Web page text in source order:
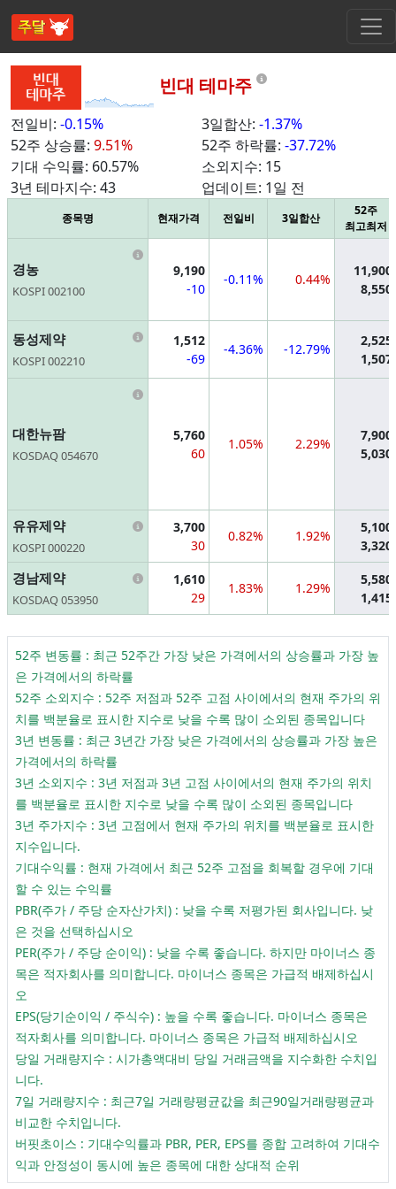
빈대 테마주 Information
전일비: -0.15% 3일합산: -1.37%
52주 상승률: 9.51% 52주 하락률: -37.72%
기대 수익률: 60.57% 소외지수: 15
3년 테마지수: 43 업데이트: 1일 전
종목명 현재가격 전일비 3일합산
52주
최고최저
경농
KOSPI 002100
Information
9,190
-10
-0.11% 0.44%
11,900
8,550
동성제약
KOSPI 002210
Information
1,512
-69
-4.36% -12.79%
2,525
1,507
대한뉴팜
KOSDAQ 054670
Information
5,760
60
1.05% 2.29%
7,900
5,030
유유제약
KOSPI 000220
Information
3,700
30
0.82% 1.92%
5,100
3,320
경남제약
KOSDAQ 053950
Information
1,610
29
1.83% 1.29%
5,580
1,415
52주 변동률 : 최근 52주간 가장 낮은 가격에서의 상승률과 가장 높
은 가격에서의 하락률
52주 소외지수 : 52주 저점과 52주 고점 사이에서의 현재 주가의 위
치를 백분율로 표시한 지수로 낮을 수록 많이 소외된 종목입니다
3년 변동률 : 최근 3년간 가장 낮은 가격에서의 상승률과 가장 높은
가격에서의 하락률
3년 소외지수 : 3년 저점과 3년 고점 사이에서의 현재 주가의 위치
를 백분율로 표시한 지수로 낮을 수록 많이 소외된 종목입니다
3년 주가지수 : 3년 고점에서 현재 주가의 위치를 백분율로 표시한
지수입니다.
기대수익률 : 현재 가격에서 최근 52주 고점을 회복할 경우에 기대
할 수 있는 수익률
PBR(주가 / 주당 순자산가치) : 낮을 수록 저평가된 회사입니다. 낮
은 것을 선택하십시오
PER(주가 / 주당 순이익) : 낮을 수록 좋습니다. 하지만 마이너스 종
목은 적자회사를 의미합니다. 마이너스 종목은 가급적 배제하십시
오
EPS(당기순이익 / 주식수) : 높을 수록 좋습니다. 마이너스 종목은
적자회사를 의미합니다. 마이너스 종목은 가급적 배제하십시오
당일 거래량지수 : 시가총액대비 당일 거래금액을 지수화한 수치입
니다.
7일 거래량지수 : 최근7일 거래량평균값을 최근90일거래량평균과
비교한 수치입니다.
버핏초이스 : 기대수익률과 PBR, PER, EPS를 종합 고려하여 기대수
익과 안정성이 동시에 높은 종목에 대한 상대적 순위